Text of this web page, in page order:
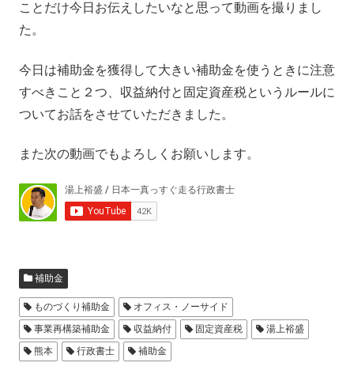
ことだけ今日お伝えしたいなと思って動画を撮りまし
た。
今日は補助金を獲得して大きい補助金を使うときに注意
すべきこと２つ、収益納付と固定資産税というルールに
ついてお話をさせていただきました。
また次の動画でもよろしくお願いします。
補助金
ものづくり補助金
オフィス・ノーサイド
事業再構築補助金
収益納付 固定資産税
湯上裕盛
熊本
行政書士 補助金